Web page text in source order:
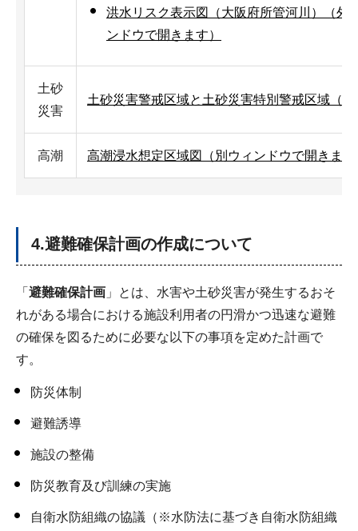
洪水リスク表示図（大阪府所管河川）（外
ンドウで開きます）
土砂
災害
土砂災害警戒区域と土砂災害特別警戒区域（
高潮 高潮浸水想定区域図（別ウィンドウで開きます
4.避難確保計画の作成について
「 避難確保計画 」とは、水害や土砂災害が発生するおそ
れがある場合における施設利用者の円滑かつ迅速な避難
の確保を図るために必要な以下の事項を定めた計画で
す。
防災体制
避難誘導
施設の整備
防災教育及び訓練の実施
自衛水防組織の協議（※水防法に基づき自衛水防組織